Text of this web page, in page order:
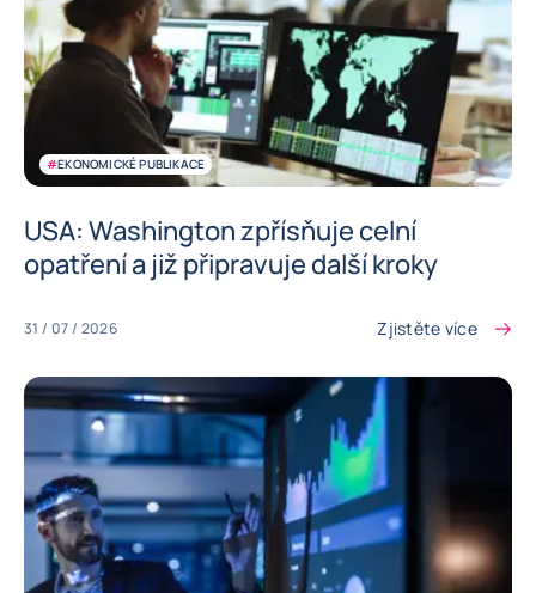
#EKONOMICKÉ PUBLIKACE
USA: Washington zpřísňuje celní
opatření a již připravuje další kroky
31 / 07 / 2026 Zjistěte více